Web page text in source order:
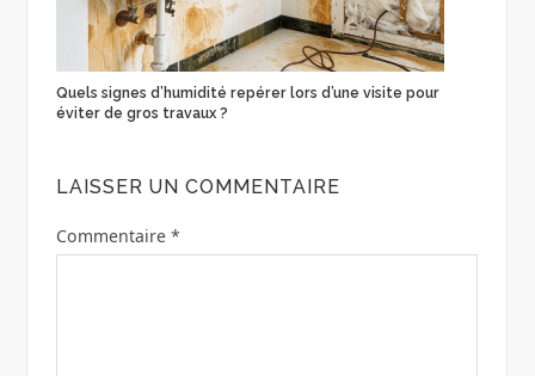
Quels signes d’humidité repérer lors d’une visite pour
éviter de gros travaux ?
LAISSER UN COMMENTAIRE
Commentaire *